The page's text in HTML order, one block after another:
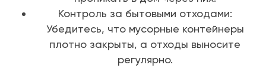
Контроль за бытовыми отходами:
Убедитесь, что мусорные контейнеры
плотно закрыты, а отходы выносите
регулярно.